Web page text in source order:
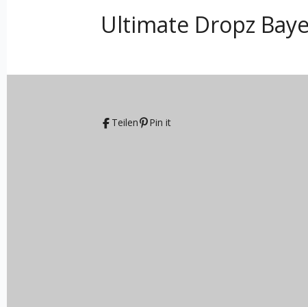
Ultimate Dropz
Teilen Pin it